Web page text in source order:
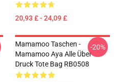
20,93 £ - 24,09 £
Mamamoo Taschen -
Mamamoo Aya Alle Über
Druck Tote Bag RB0508
-20%